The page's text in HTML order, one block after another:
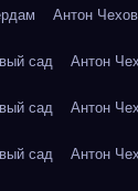
Антон
сад Антон
сад Антон
сад Антон